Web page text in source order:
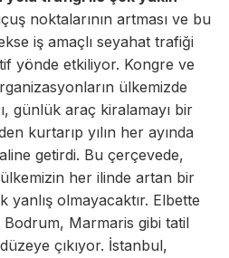
noktalarının artması ve bu
iş amaçlı seyahat trafiği
yönde etkiliyor. Kongre ve
ülkemizde
günlük araç kiralamayı bir
kurtarıp yılın her ayında
getirdi. Bu çerçevede,
her ilinde artan bir
olmayacaktır. Elbette
Marmaris gibi tatil
çıkıyor. İstanbul,